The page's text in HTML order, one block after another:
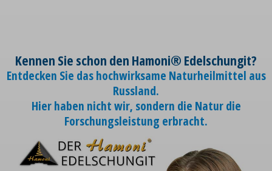
Kennen Sie schon den Hamoni® Edelschungit?
Entdecken Sie das hochwirksame Naturheilmittel aus
Russland.
Hier haben nicht wir, sondern die Natur die
Forschungsleistung erbracht.